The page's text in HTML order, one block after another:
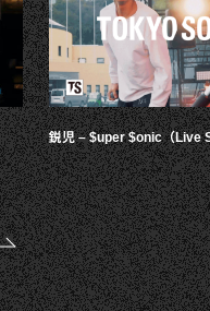
鋭児 – $uper $onic（Live